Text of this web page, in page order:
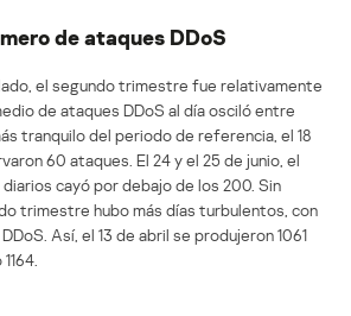
de ataques DDoS
el segundo trimestre fue relativamente
de ataques DDoS al día osciló entre
tranquilo del periodo de referencia, el 18
60 ataques. El 24 y el 25 de junio, el
cayó por debajo de los 200. Sin
trimestre hubo más días turbulentos, con
Así, el 13 de abril se produjeron 1061